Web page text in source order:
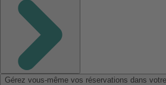
Gérez vous-même vos réservations dans